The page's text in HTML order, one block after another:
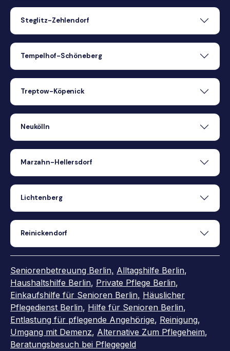
Steglitz-Zehlendorf
Tempelhof-Schöneberg
Treptow-Köpenick
Neukölln
Marzahn-Hellersdorf
Lichtenberg
Reinickendorf
Seniorenbetreuung Berlin, Alltagshilfe Berlin,
Haushaltshilfe Berlin, Private Pflege Berlin,
Einkaufshilfe für Senioren Berlin, Häuslicher
Pflegedienst Berlin, Hilfe für Senioren Berlin,
Entlastung für pflegende Angehörige, Reinigung,
Umgang mit Demenz, Alternative Zum Pflegeheim,
Beratungsbesuch bei Pflegegeld